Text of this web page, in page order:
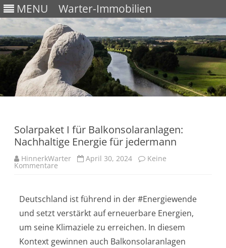
MENU Warter-Immobilien
Solarpaket I für Balkonsolaranlagen:
Nachhaltige Energie für jedermann
HinnerkWarter April 30, 2024 Keine
Kommentare
Deutschland ist führend in der #Energiewende
und setzt verstärkt auf erneuerbare Energien,
um seine Klimaziele zu erreichen. In diesem
Kontext gewinnen auch Balkonsolaranlagen